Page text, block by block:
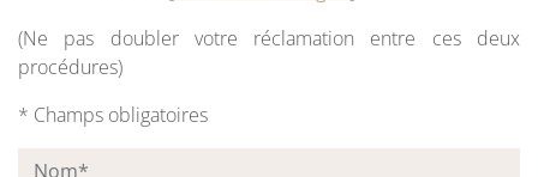
(Ne pas doubler votre réclamation entre ces deux
procédures)
* Champs obligatoires
Nom*